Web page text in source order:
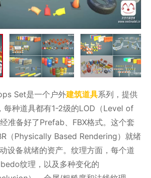
Set是一个户外建筑道具系列，提供
每种道具都有1-2级的LOD（Level of
准备好了Prefab、FBX格式。这个套
（Physically Based Rendering）就绪
设备就绪的资产。纹理方面，每个道
纹理，以及多种变化的